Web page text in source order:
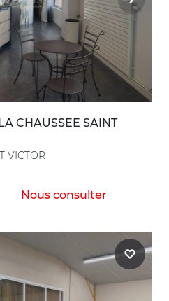
CHAUSSEE SAINT
VICTOR
Nous consulter